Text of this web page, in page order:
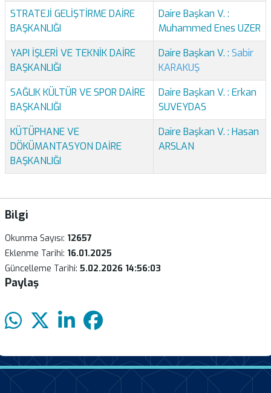
STRATEJİ GELİŞTİRME DAİRE
BAŞKANLIĞI
Daire Başkan V. :
Muhammed Enes UZER
YAPI İŞLERİ VE TEKNİK DAİRE
BAŞKANLIĞI
Daire Başkan V. : Sabir
KARAKUŞ
SAĞLIK KÜLTÜR VE SPOR DAİRE
BAŞKANLIĞI
Daire Başkan V. : Erkan
SUVEYDAS
KÜTÜPHANE VE
DÖKÜMANTASYON DAİRE
BAŞKANLIĞI
Daire Başkan V. : Hasan
ARSLAN
Bilgi
Okunma Sayısı: 12657
Eklenme Tarihi: 16.01.2025
Güncelleme Tarihi: 5.02.2026 14:56:03
Paylaş